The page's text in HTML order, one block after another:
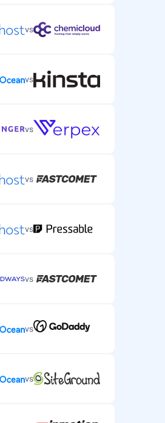
vs
vs
vs
vs
vs
vs
vs
vs